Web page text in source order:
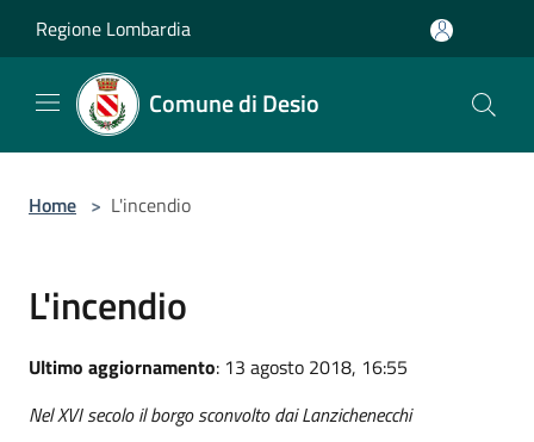
Regione Lombardia
Comune di Desio
Home > L'incendio
L'incendio
Ultimo aggiornamento: 13 agosto 2018, 16:55
Nel XVI secolo il borgo sconvolto dai Lanzichenecchi